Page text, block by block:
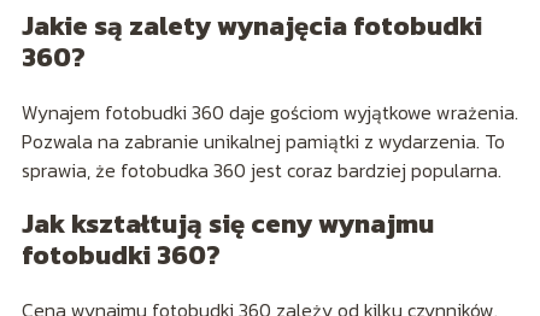
Jakie są zalety wynajęcia fotobudki
360?
Wynajem fotobudki 360 daje gościom wyjątkowe wrażenia.
Pozwala na zabranie unikalnej pamiątki z wydarzenia. To
sprawia, że fotobudka 360 jest coraz bardziej popularna.
Jak kształtują się ceny wynajmu
fotobudki 360?
Cena wynajmu fotobudki 360 zależy od kilku czynników.